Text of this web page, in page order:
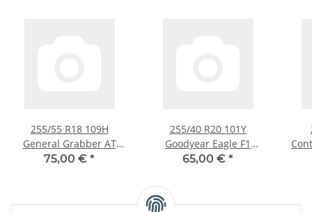
255/55 R18 109H
General Grabber AT
Sommerreifen
75,00 € *
255/40 R20 101Y
Goodyear Eagle F1
Sommerreifen
65,00 € *